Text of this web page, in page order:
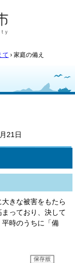
て › 家庭の備え
21日
きな被害をもたら
っており、決して
時のうちに「備